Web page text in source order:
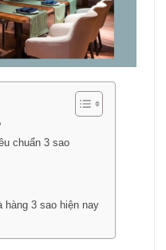
chuẩn 3 sao
hàng 3 sao hiện nay